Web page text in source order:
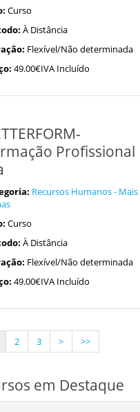
Curso
À Distância
Flexível/Não determinada
49.00€IVA Incluído
Profissional
Recursos Humanos - Mais
Curso
À Distância
Flexível/Não determinada
49.00€IVA Incluído
2 3 > >>
em Destaque